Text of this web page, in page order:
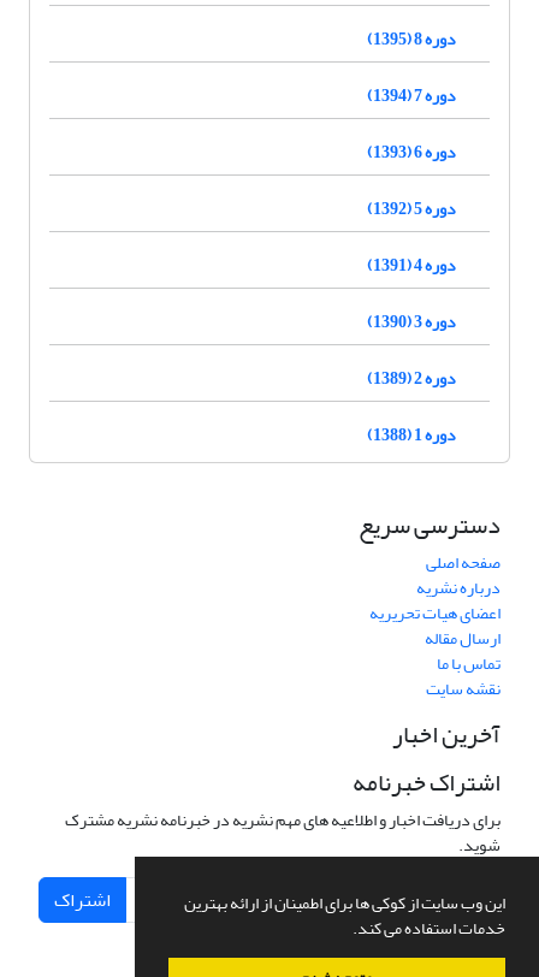
این وب سایت از کوکی ها برای اطمینان از ارائه بهترین
خدمات استفاده می کند.
دوره 8 (1395)
دوره 7 (1394)
دوره 6 (1393)
دوره 5 (1392)
دوره 4 (1391)
دوره 3 (1390)
دوره 2 (1389)
دوره 1 (1388)
دسترسی سریع
صفحه اصلی
درباره نشریه
اعضای هیات تحریریه
ارسال مقاله
تماس با ما
نقشه سایت
آخرین اخبار
اشتراک خبرنامه
برای دریافت اخبار و اطلاعیه های مهم نشریه در خبرنامه نشریه مشترک
شوید.
اشتراک